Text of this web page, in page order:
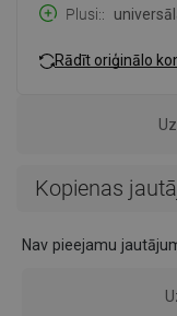
Plusi:
Rādīt oriģinālo
Kopienas
Nav pieejamu